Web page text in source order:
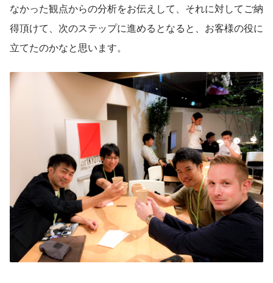
なかった観点からの分析をお伝えして、それに対してご納
得頂けて、次のステップに進めるとなると、お客様の役に
立てたのかなと思います。